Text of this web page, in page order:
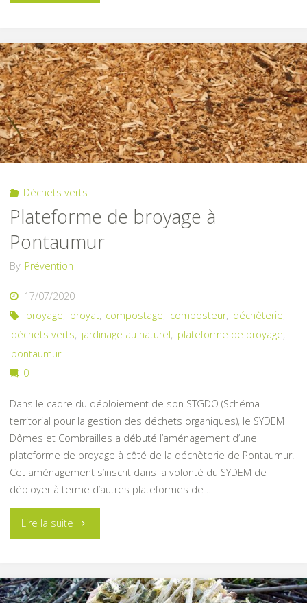
la
plateforme
de
broyage
de
branches
de
Pontaumur"
Déchets verts
Plateforme de broyage à
Pontaumur
By Prévention
17/07/2020
broyage, broyat, compostage, composteur, déchèterie,
déchets verts, jardinage au naturel, plateforme de broyage,
pontaumur
0
Dans le cadre du déploiement de son STGDO (Schéma
territorial pour la gestion des déchets organiques), le SYDEM
Dômes et Combrailles a débuté l’aménagement d’une
plateforme de broyage à côté de la déchèterie de Pontaumur.
Cet aménagement s’inscrit dans la volonté du SYDEM de
déployer à terme d’autres plateformes de …
Lire la suite"Plateforme
broyage